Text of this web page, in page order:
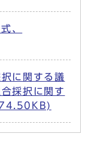
、
に関する議
採択に関す